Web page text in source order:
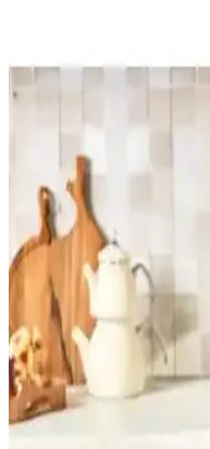
Performans, Tasarım
İki Arnica mikser ve blender
performans, tasarım ve
ürün sizin için daha uygun?
Beko Rhb 2910 M
Blender Seti Günlük
Beko Rhb 2910 M, 1000 W
mutfakta pratiklik sağlar,
aksesuarlarıyla öne çıkar.
Arzum AR1101
Arada Retro Blender
İki farklı kişisel blender
Joy ve Yui M18'in özellikleri,